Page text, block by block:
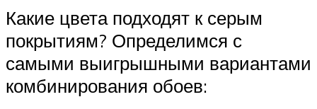
Какие цвета подходят к серым
покрытиям? Определимся с
самыми выигрышными вариантами
комбинирования обоев: